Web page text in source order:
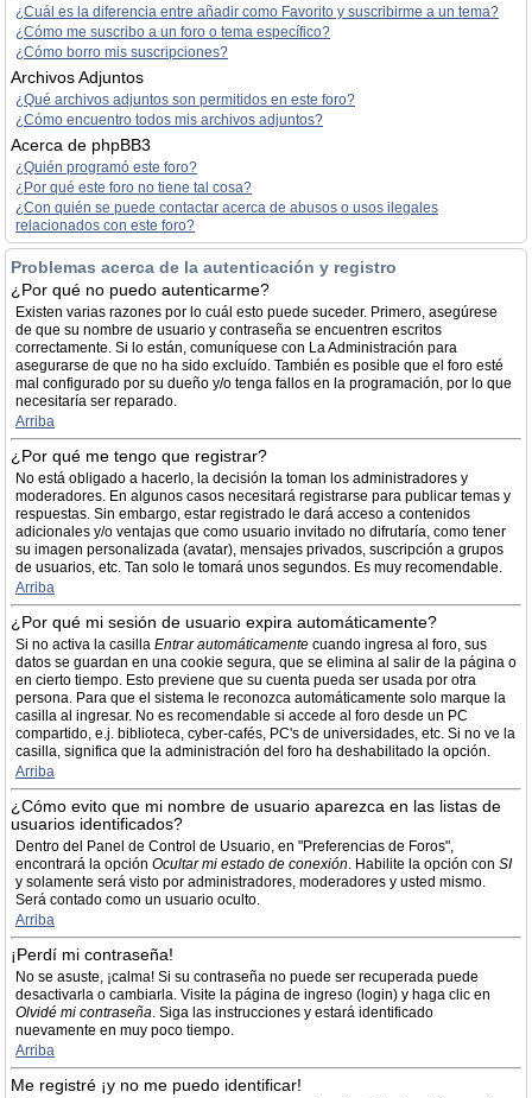
¿Cuál es la diferencia entre añadir como Favorito y suscribirme a un tema?
¿Cómo me suscribo a un foro o tema específico?
¿Cómo borro mis suscripciones?
Archivos Adjuntos
¿Qué archivos adjuntos son permitidos en este foro?
¿Cómo encuentro todos mis archivos adjuntos?
Acerca de phpBB3
¿Quién programó este foro?
¿Por qué este foro no tiene tal cosa?
¿Con quién se puede contactar acerca de abusos o usos ilegales
relacionados con este foro?
Problemas acerca de la autenticación y registro
¿Por qué no puedo autenticarme?
Existen varias razones por lo cuál esto puede suceder. Primero, asegúrese
de que su nombre de usuario y contraseña se encuentren escritos
correctamente. Si lo están, comuníquese con La Administración para
asegurarse de que no ha sido excluído. También es posible que el foro esté
mal configurado por su dueño y/o tenga fallos en la programación, por lo que
necesitaría ser reparado.
Arriba
¿Por qué me tengo que registrar?
No está obligado a hacerlo, la decisión la toman los administradores y
moderadores. En algunos casos necesitará registrarse para publicar temas y
respuestas. Sin embargo, estar registrado le dará acceso a contenidos
adicionales y/o ventajas que como usuario invitado no difrutaría, como tener
su imagen personalizada (avatar), mensajes privados, suscripción a grupos
de usuarios, etc. Tan solo le tomará unos segundos. Es muy recomendable.
Arriba
¿Por qué mi sesión de usuario expira automáticamente?
Si no activa la casilla Entrar automáticamente cuando ingresa al foro, sus
datos se guardan en una cookie segura, que se elimina al salir de la página o
en cierto tiempo. Esto previene que su cuenta pueda ser usada por otra
persona. Para que el sistema le reconozca automáticamente solo marque la
casilla al ingresar. No es recomendable si accede al foro desde un PC
compartido, e.j. biblioteca, cyber-cafés, PC's de universidades, etc. Si no ve la
casilla, significa que la administración del foro ha deshabilitado la opción.
Arriba
¿Cómo evito que mi nombre de usuario aparezca en las listas de
usuarios identificados?
Dentro del Panel de Control de Usuario, en "Preferencias de Foros",
encontrará la opción Ocultar mi estado de conexión. Habilite la opción con SI
y solamente será visto por administradores, moderadores y usted mismo.
Será contado como un usuario oculto.
Arriba
¡Perdí mi contraseña!
No se asuste, ¡calma! Si su contraseña no puede ser recuperada puede
desactivarla o cambiarla. Visite la página de ingreso (login) y haga clic en
Olvidé mi contraseña. Siga las instrucciones y estará identificado
nuevamente en muy poco tiempo.
Arriba
Me registré ¡y no me puedo identificar!